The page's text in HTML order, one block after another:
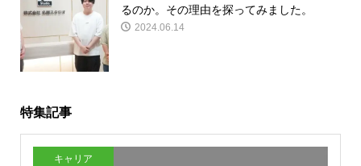
るのか。その理由を探ってみました。
2024.06.14
特集記事
キャリア